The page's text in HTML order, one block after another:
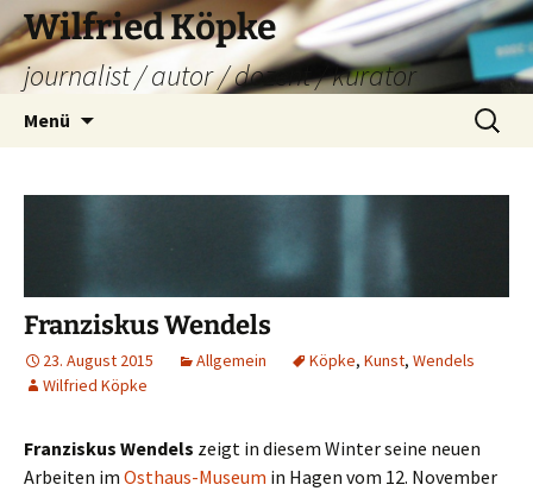
Zum
Inhalt
springen
Wilfried Köpke
journalist / autor / dozent / kurator
Menü
Suchen
nach:
Franziskus Wendels
23. August 2015 Allgemein Köpke, Kunst, Wendels
Wilfried Köpke
Franziskus Wendels zeigt in diesem Winter seine neuen
Arbeiten im Osthaus-Museum in Hagen vom 12. November